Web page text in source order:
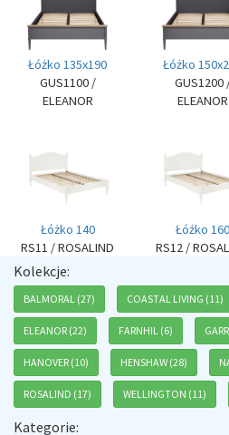
Łóżko 135x190
GUS1100 /
ELEANOR
Łóżko
GUS1200
ELEANOR
Łóżko 140
RS11 / ROSALIND
Łóżko 160
RS12 /
Kolekcje:
BALMORAL (27) COASTAL LIVING (11)
ELEANOR (22) FARNHIL (6)
HANOVER (10) HENSHAW (28)
ROSALIND (17) WELLINGTON (11)
Kategorie: